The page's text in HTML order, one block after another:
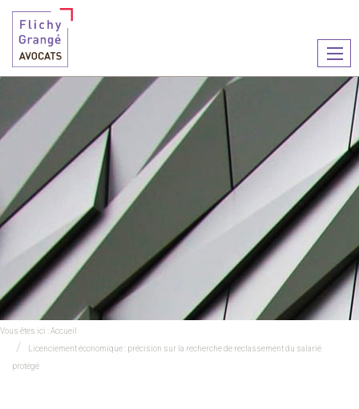
le
Vous êtes ici :Accueil
Licenciement économique : précision sur la recherche de reclassement du salarié
protégé